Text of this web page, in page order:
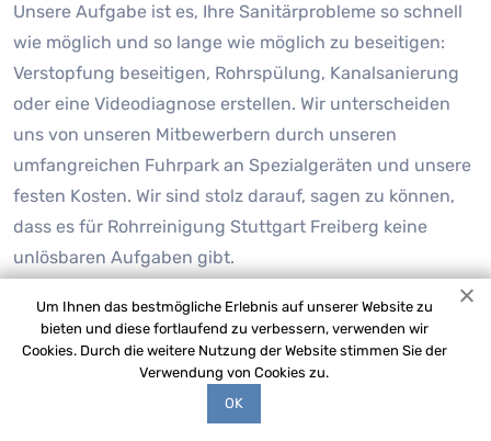
Unsere Aufgabe ist es, Ihre Sanitärprobleme so schnell
wie möglich und so lange wie möglich zu beseitigen:
Verstopfung beseitigen, Rohrspülung, Kanalsanierung
oder eine Videodiagnose erstellen. Wir unterscheiden
uns von unseren Mitbewerbern durch unseren
umfangreichen Fuhrpark an Spezialgeräten und unsere
festen Kosten. Wir sind stolz darauf, sagen zu können,
dass es für Rohrreinigung Stuttgart Freiberg keine
unlösbaren Aufgaben gibt.
Um Ihnen das bestmögliche Erlebnis auf unserer Website zu
bieten und diese fortlaufend zu verbessern, verwenden wir
Cookies. Durch die weitere Nutzung der Website stimmen Sie der
Verwendung von Cookies zu.
OK